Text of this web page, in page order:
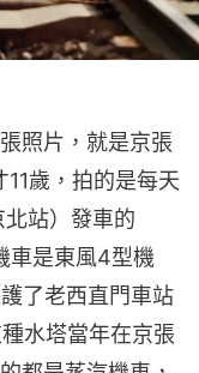
照片，就是京張
歲，拍的是每天
站）發車的
車是東風4型機
了老西直門車站
水塔當年在京張